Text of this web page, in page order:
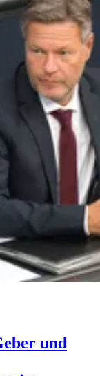
und